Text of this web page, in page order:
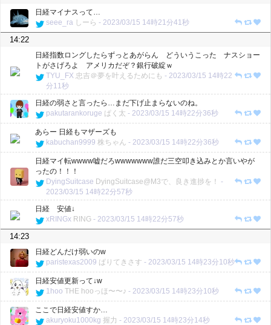
日経マイナスって…
seee_ra
しーら - 2023/03/15 14時21分41秒
14:22
日経指数ロングしたらずっとあがらん どういうこった ナスショー
トがさげろよ アメリカだぞ？銀行破綻ｗ
TYU_FX 忠吉＠夢を叶えるためにも - 2023/03/15 14時22
分11秒
日経の弱さと言ったら…まだ下げ止まらないのね。
pakutarankoruge ぱく太 - 2023/03/15 14時22分36秒
あらー 日経もマザーズも
kabuchan9999 株ちゃん - 2023/03/15 14時22分36秒
日経マイ転wwww嘘だろwwwwwww誰だ三空叩き込みとか言いやが
ったの！！！
DyingSuitcase DyingSuitcase@M3で、良き進捗を！ -
2023/03/15 14時22分57秒
日経 安値↓
xRINGx RING - 2023/03/15 14時22分57秒
14:23
日経どんだけ弱いのw
paristexas2009 ぱりてきさす - 2023/03/15 14時23分10秒
日経安値更新って↓w
1hoo THE hooっほ〜〜♪ - 2023/03/15 14時23分10秒
ここで日経安値すか…
akuryoku1000kg 握力 - 2023/03/15 14時23分14秒